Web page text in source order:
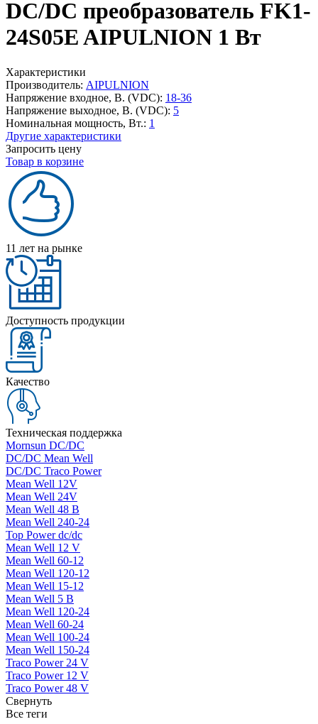
DC/DC преобразователь FK1-
24S05E AIPULNION 1 Вт
Характеристики
Производитель: AIPULNION
Напряжение входное, В. (VDC): 18-36
Напряжение выходное, В. (VDC): 5
Номинальная мощность, Вт.: 1
Другие характеристики
Запросить цену
Товар в корзине
11 лет на рынке
Доступность продукции
Качество
Техническая поддержка
Mornsun DC/DC
DC/DC Mean Well
DC/DC Traco Power
Mean Well 12V
Mean Well 24V
Mean Well 48 В
Mean Well 240-24
Top Power dc/dc
Mean Well 12 V
Mean Well 60-12
Mean Well 120-12
Mean Well 15-12
Mean Well 5 В
Mean Well 120-24
Mean Well 60-24
Mean Well 100-24
Mean Well 150-24
Traco Power 24 V
Traco Power 12 V
Traco Power 48 V
Свернуть
Все теги